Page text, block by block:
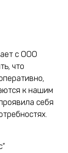
с ООО
что
к нашим
себя